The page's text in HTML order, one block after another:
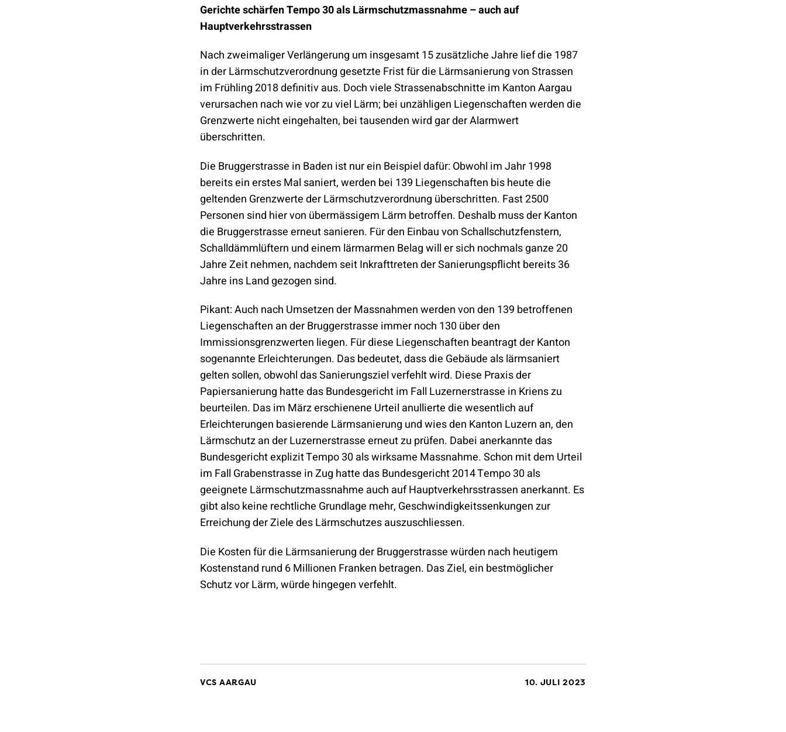
Gerichte schärfen Tempo 30 als Lärmschutzmassnahme – auch auf
Hauptverkehrsstrassen
Nach zweimaliger Verlängerung um insgesamt 15 zusätzliche Jahre lief die 1987
in der Lärmschutz­verordnung gesetzte Frist für die Lärmsanierung von Strassen
im Frühling 2018 definitiv aus. Doch viele Strassenabschnitte im Kanton Aargau
verursachen nach wie vor zu viel Lärm; bei unzähligen Liegenschaften werden die
Grenzwerte nicht eingehalten, bei tausenden wird gar der Alarmwert
überschritten.
Die Bruggerstrasse in Baden ist nur ein Beispiel dafür: Obwohl im Jahr 1998
bereits ein erstes Mal saniert, werden bei 139 Liegenschaften bis heute die
geltenden Grenzwerte der Lärmschutzverordnung überschritten. Fast 2500
Personen sind hier von übermässigem Lärm betroffen. Deshalb muss der Kanton
die Bruggerstrasse erneut sanieren. Für den Einbau von Schallschutzfenstern,
Schalldämmlüftern und einem lärmarmen Belag will er sich nochmals ganze 20
Jahre Zeit nehmen, nachdem seit Inkrafttreten der Sanierungspflicht bereits 36
Jahre ins Land gezogen sind.
Pikant: Auch nach Umsetzen der Massnahmen werden von den 139 betroffenen
Liegenschaften an der Bruggerstrasse immer noch 130 über den
Immissionsgrenzwerten liegen. Für diese Liegenschaften beantragt der Kanton
sogenannte Erleichterungen. Das bedeutet, dass die Gebäude als lärmsaniert
gelten sollen, obwohl das Sanierungsziel verfehlt wird. Diese Praxis der
Papiersanierung hatte das Bundesgericht im Fall Luzernerstrasse in Kriens zu
beurteilen. Das im März erschienene Urteil anullierte die wesentlich auf
Erleichterungen basierende Lärmsanierung und wies den Kanton Luzern an, den
Lärmschutz an der Luzernerstrasse erneut zu prüfen. Dabei anerkannte das
Bundesgericht explizit Tempo 30 als wirksame Massnahme. Schon mit dem Urteil
im Fall Grabenstrasse in Zug hatte das Bundesgericht 2014 Tempo 30 als
geeignete Lärmschutzmassnahme auch auf Hauptverkehrsstrassen anerkannt. Es
gibt also keine rechtliche Grundlage mehr, Geschwindigkeitssenkungen zur
Erreichung der Ziele des Lärmschutzes auszuschliessen.
Die Kosten für die Lärmsanierung der Bruggerstrasse würden nach heutigem
Kostenstand rund 6 Millionen Franken betragen. Das Ziel, ein bestmöglicher
Schutz vor Lärm, würde hingegen verfehlt.
VCS AARGAU 10. JULI 2023